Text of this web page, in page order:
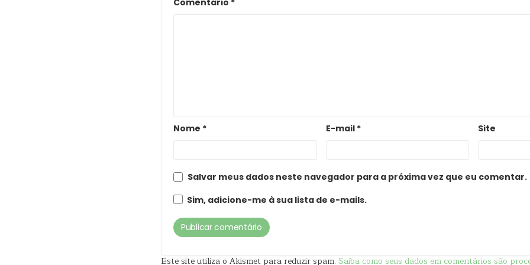
Comentário *
Nome * E-mail * Site
Salvar meus dados neste navegador para a próxima vez que eu comentar.
Sim, adicione-me à sua lista de e-mails.
Este site utiliza o Akismet para reduzir spam. Saiba como seus dados em comentários são